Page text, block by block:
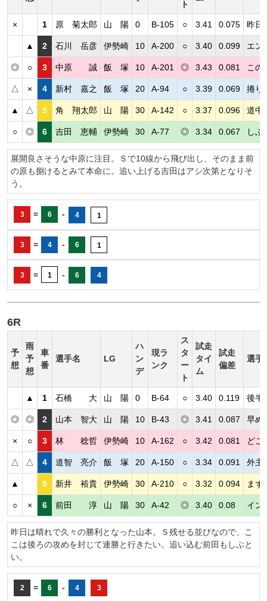
ト
× 1 原 菊太郎 山 陽 0 B-105 ○ 3.41 0.075 昨日
▲ 2 石川 岳彦 伊勢崎 10 A-200 ○ 3.40 0.099 エン
◎ ○ 3 中原 誠 飯 塚 10 A-201 ◎ 3.43 0.081 この
△ × 4 新村 嘉之 飯 塚 20 A-94 ○ 3.39 0.069 捲り
▲ △ 5 角 翔太郎 山 陽 30 A-142 ○ 3.37 0.096 道中
○ ◎ 6 吉田 恵輔 伊勢崎 30 A-77 ◎ 3.34 0.067 しぶ
展開良さそうな中原に注目。Ｓで10線から飛び出し、そのまま前
の原も捌けるとみて本命に。追い上げる吉田はアシ次第となりそ
う。
3 = 6 - 4 1
3 = 4 - 6 1
3 = 1 - 6 4
6R
予
想
雨
予
想
車
番
選手名 LG
ハ
ン
デ
現ラ
ンク
ス
タ
ー
ト
試走
タイ
ム
試走
偏差
選手
▲ 1 石橋 大 山 陽 0 B-64 ○ 3.40 0.119 後半
◎ ◎ 2 山本 智大 山 陽 10 B-43 ◎ 3.41 0.087 早め
× ○ 3 林 稔哲 伊勢崎 10 A-162 ○ 3.42 0.081 どこ
△ △ 4 道智 亮介 飯 塚 20 A-150 ○ 3.34 0.091 外主
▲ 5 新井 裕貴 伊勢崎 30 A-210 ○ 3.32 0.094 まず
○ × 6 前田 淳 山 陽 30 A-42 ◎ 3.40 0.08 イン
昨日は晴れで久々の勝利となった山本。Ｓ残せる並びなので、こ
こは後ろの攻めを封じて連勝と行きたい。追い込む前田もしぶと
い。
2 = 6 - 4 3